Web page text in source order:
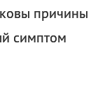
причины
симптом